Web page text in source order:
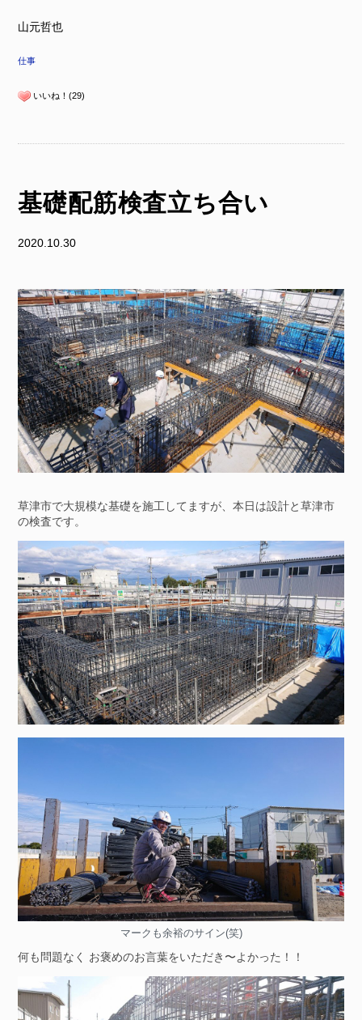
山元哲也
仕事
いいね！(29)
基礎配筋検査立ち合い
2020.10.30
草津市で大規模な基礎を施工してますが、本日は設計と草津市
の検査です。
マークも余裕のサイン(笑)
何も問題なく お褒めのお言葉をいただき〜よかった！！